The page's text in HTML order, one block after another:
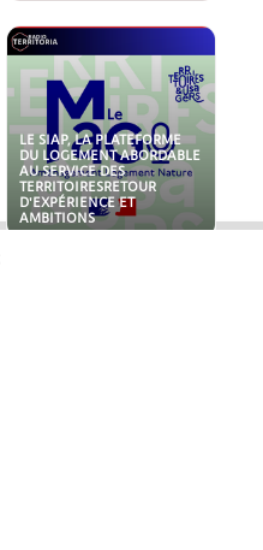
LE SIAP, LA PLATEFORME
DU LOGEMENT ABORDABLE
AU SERVICE DES
TERRITOIRESRETOUR
D'EXPÉRIENCE ET
AMBITIONS